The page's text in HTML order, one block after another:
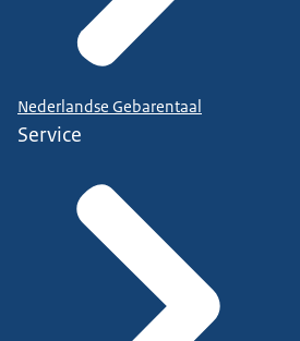
Nederlandse Gebarentaal
Service